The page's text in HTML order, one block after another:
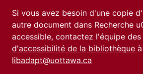
Si vous avez besoin d'une copie
autre document dans Recherche
accessible, contactez l'équipe des
d'accessibilité de la bibliothèque
libadapt@uottawa.ca